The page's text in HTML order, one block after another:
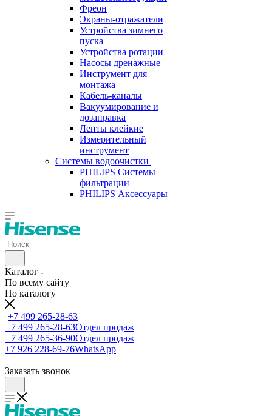
Фреон
Экраны-отражатели
Устройства зимнего
пуска
Устройства ротации
Насосы дренажные
Инструмент для
монтажа
Кабель-каналы
Вакуумирование и
дозаправка
Ленты клейкие
Измерительный
инструмент
Системы водоочистки
PHILIPS Системы
фильтрации
PHILIPS Аксессуары
Каталог
По всему сайту
По каталогу
+7 499 265-28-63
+7 499 265-28-63Отдел продаж
+7 499 265-36-90Отдел продаж
+7 926 228-69-76WhatsApp
Заказать звонок